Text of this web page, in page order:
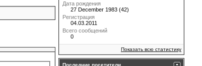
Дата рождения
27 December 1983 (42)
Регистрация
04.03.2011
Всего сообщений
0
Показать всю статистику
Последние посетители